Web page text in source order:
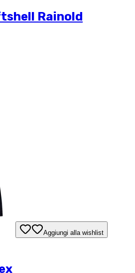
Rainold
Aggiungi alla wishlist